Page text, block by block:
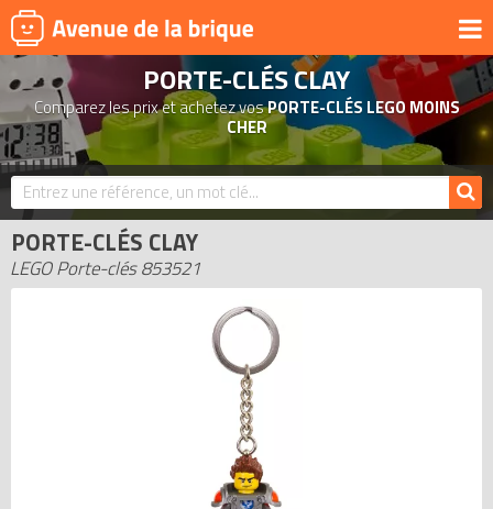
UNIVERS
PRODUITS DÉRIVÉS
NOUVEAUTÉS
LEGO 2026
BONS PLANS
ACTUALITÉS
ASSOCIATIONS DE FANS
EXPOSITIONS LEGO
LEGO LES PLUS CHERS
DERNIERS LEGO AJOUTÉS
PORTE-CLÉS CLAY
Comparez les prix et achetez vosPORTE-CLÉS LEGO MOINS
CHER
PORTE-CLÉS CLAY
LEGO Porte-clés 853521